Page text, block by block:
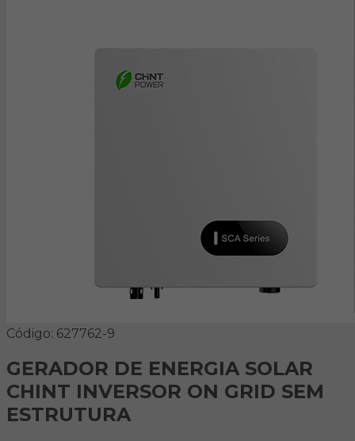
Código: 627762-9
GERADOR DE ENERGIA SOLAR
CHINT INVERSOR ON GRID SEM
ESTRUTURA